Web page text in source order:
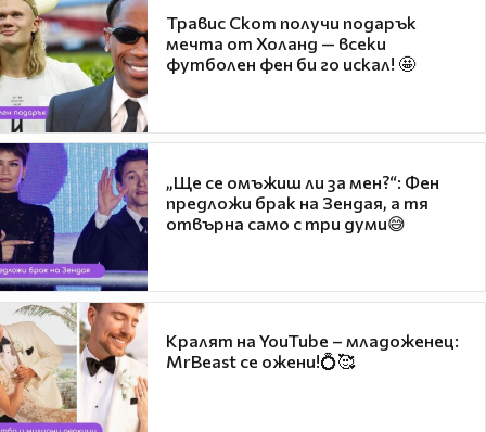
Травис Скот получи подарък
мечта от Холанд — всеки
футболен фен би го искал! 🤩
„Ще се омъжиш ли за мен?“: Фен
предложи брак на Зендая, а тя
отвърна само с три думи😅
Кралят на YouTube – младоженец:
MrBeast се ожени!💍🥰